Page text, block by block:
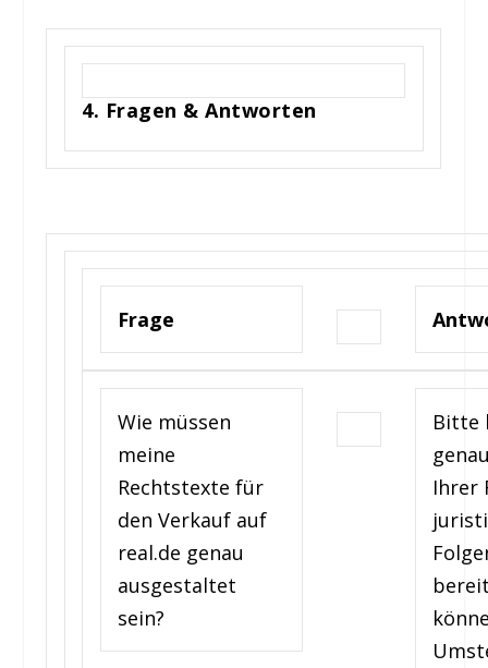
4. Fragen & Antworten
Frage
Wie müssen
meine
Rechtstexte für
den Verkauf auf
real.de genau
ausgestaltet
sein?
Bitte
Ihrer